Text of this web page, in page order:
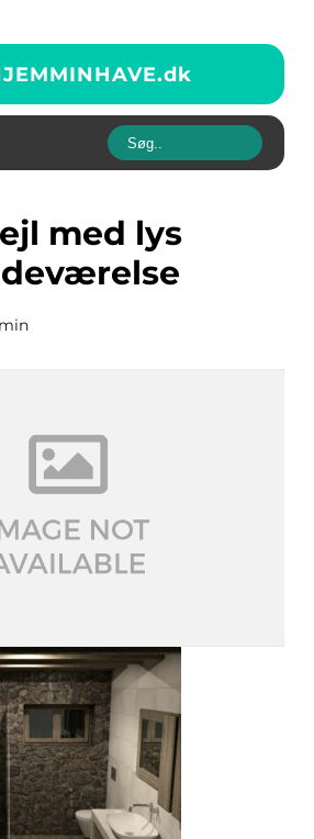
dk